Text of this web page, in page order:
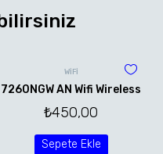
WİFİ
7260NGW AN Wifi Wireless
₺450,00
Sepete Ekle